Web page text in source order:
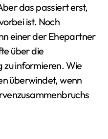
das passiert erst,
ist. Noch
einer der Ehepartner
über die
zu informieren. Wie
überwindet, wenn